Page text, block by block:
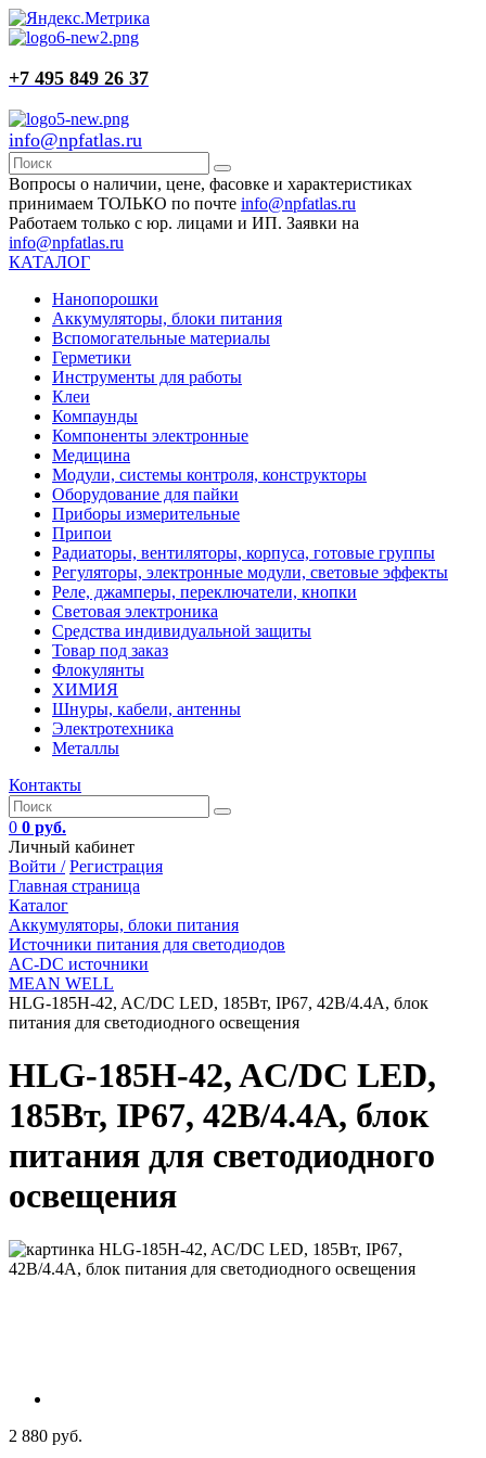
+7 495 849 26 37
info@npfatlas.ru
Вопросы о наличии, цене, фасовке и характеристиках
принимаем ТОЛЬКО по почте info@npfatlas.ru
Работаем только с юр. лицами и ИП. Заявки на
info@npfatlas.ru
КАТАЛОГ
Нанопорошки
Аккумуляторы, блоки питания
Вспомогательные материалы
Герметики
Инструменты для работы
Клеи
Компаунды
Компоненты электронные
Медицина
Модули, системы контроля, конструкторы
Оборудование для пайки
Приборы измерительные
Припои
Радиаторы, вентиляторы, корпуса, готовые группы
Регуляторы, электронные модули, световые эффекты
Реле, джамперы, переключатели, кнопки
Световая электроника
Средства индивидуальной защиты
Товар под заказ
Флокулянты
ХИМИЯ
Шнуры, кабели, антенны
Электротехника
Металлы
Контакты
0 0 руб.
Личный кабинет
Войти / Регистрация
Главная страница
Каталог
Аккумуляторы, блоки питания
Источники питания для светодиодов
AC-DC источники
MEAN WELL
HLG-185H-42, AC/DC LED, 185Вт, IP67, 42В/4.4А, блок
питания для светодиодного освещения
HLG-185H-42, AC/DC LED,
185Вт, IP67, 42В/4.4А, блок
питания для светодиодного
освещения
2 880 руб.